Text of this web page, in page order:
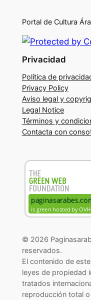
Portal de Cultura
Privacidad
Política de
Privacy Policy
Aviso legal y
Legal Notice
Términos y
Contacta con
© 2026
reservados.
El contenido de
leyes de propiedad
tratados
reproducción total